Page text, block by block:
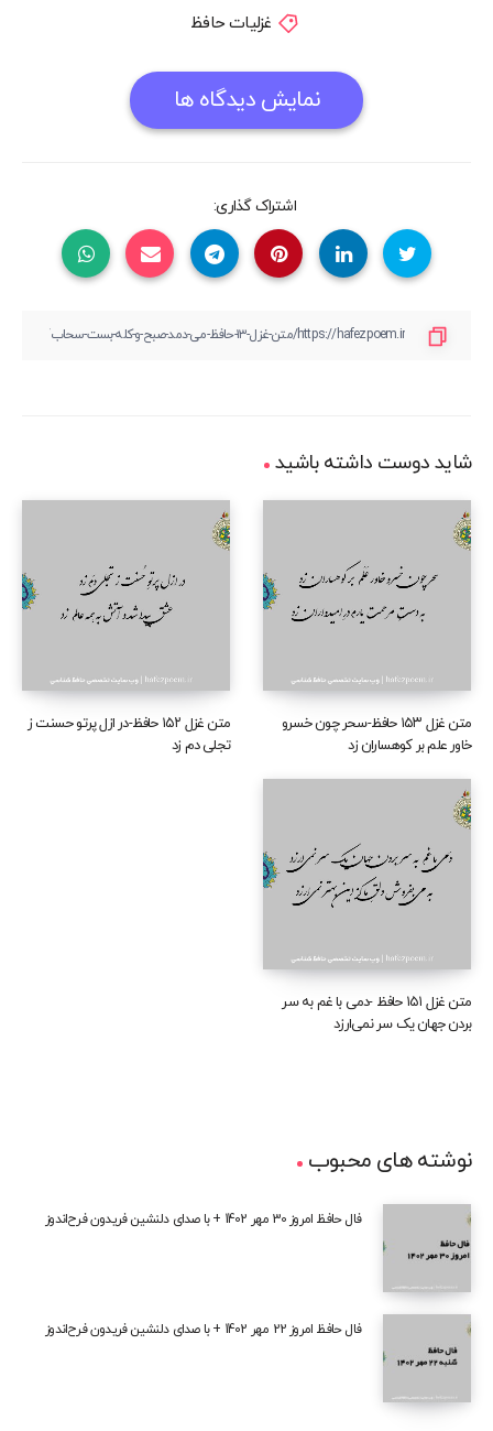
غزلیات حافظ
نمایش دیدگاه ها
اشتراک گذاری:
شاید دوست داشته باشید
متن غزل ۱۵۳ حافظ-سحر چون خسرو
خاور علم بر کوهساران زد
متن غزل ۱۵۲ حافظ-در ازل پرتو حسنت ز
تجلی دم زد
متن غزل ۱۵۱ حافظ -دمی با غم به سر
بردن جهان یک سر نمی‌ارزد
نوشته های محبوب
فال حافظ امروز 30 مهر 1402 + با صدای دلنشین فریدون فرح‌اندوز
فال حافظ امروز 22 مهر 1402 + با صدای دلنشین فریدون فرح‌اندوز